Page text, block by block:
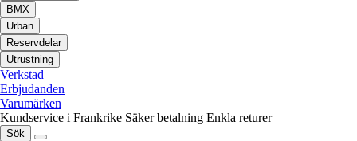
BMX
Urban
Reservdelar
Utrustning
Verkstad
Erbjudanden
Varumärken
Kundservice i Frankrike Säker betalning Enkla returer
Sök